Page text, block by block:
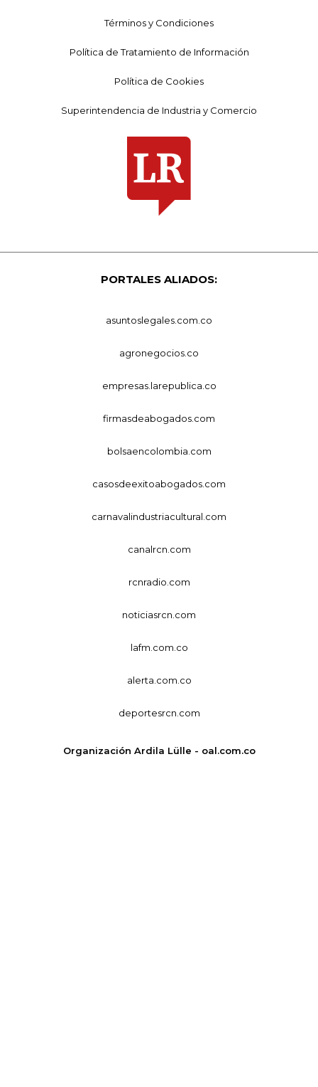
Términos y Condiciones
Política de Tratamiento de Información
Política de Cookies
Superintendencia de Industria y Comercio
PORTALES ALIADOS:
asuntoslegales.com.co
agronegocios.co
empresas.larepublica.co
firmasdeabogados.com
bolsaencolombia.com
casosdeexitoabogados.com
carnavalindustriacultural.com
canalrcn.com
rcnradio.com
noticiasrcn.com
lafm.com.co
alerta.com.co
deportesrcn.com
Organización Ardila Lülle - oal.com.co